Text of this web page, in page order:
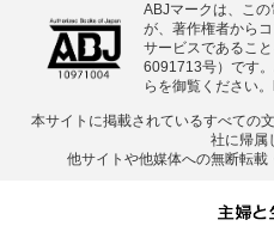
ABJマークは、こ
が、著作権者から
サービスであるこ
6091713号）です
らを御覧ください。
本サイトに掲載されているすべての
社に帰属
他サイトや他媒体への無断転載